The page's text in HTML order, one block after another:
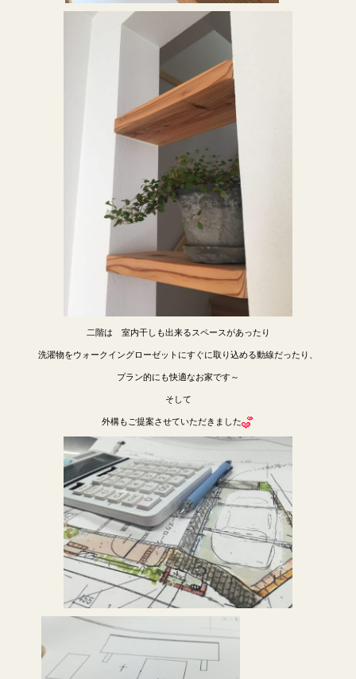
二階は 室内干しも出来るスペースがあったり
洗濯物をウォークイングローゼットにすぐに取り込める動線だったり、
プラン的にも快適なお家です～
そして
外構もご提案させていただきました